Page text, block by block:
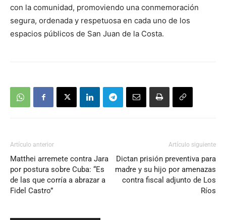
con la comunidad, promoviendo una conmemoración
segura, ordenada y respetuosa en cada uno de los
espacios públicos de San Juan de la Costa.
Artículo anterior
Matthei arremete contra Jara
por postura sobre Cuba: “Es
de las que corría a abrazar a
Fidel Castro”
Artículo siguiente
Dictan prisión preventiva para
madre y su hijo por amenazas
contra fiscal adjunto de Los
Ríos